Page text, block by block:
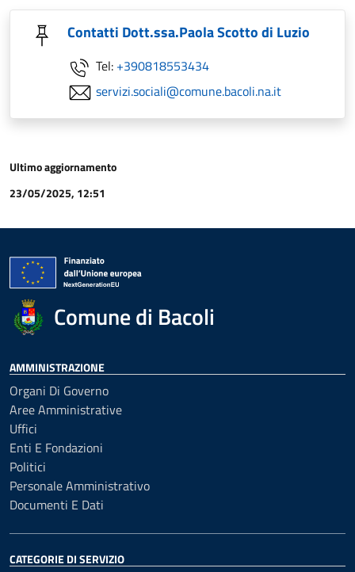
Contatti Dott.ssa.Paola Scotto di Luzio
Tel: +390818553434
servizi.sociali@comune.bacoli.na.it
Ultimo aggiornamento
23/05/2025, 12:51
Comune di Bacoli
AMMINISTRAZIONE
Organi Di Governo
Aree Amministrative
Uffici
Enti E Fondazioni
Politici
Personale Amministrativo
Documenti E Dati
CATEGORIE DI SERVIZIO